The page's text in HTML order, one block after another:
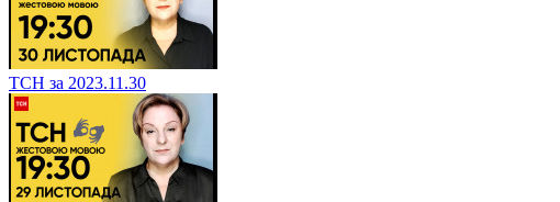
ТСН за 2023.11.30